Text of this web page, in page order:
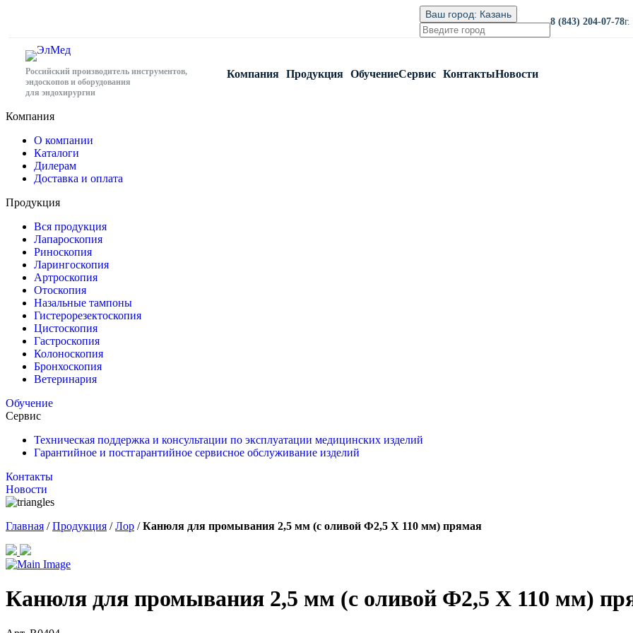
Ваш город: Казань
8 (843) 204-07-78
Российский производитель инструментов,
эндоскопов и оборудования
для эндохирургии
Компания Продукция ОбучениеСервис КонтактыНовости
Компания
О компании
Каталоги
Дилерам
Доставка и оплата
Продукция
Вся продукция
Лапароскопия
Риноскопия
Ларингоскопия
Артроскопия
Отоскопия
Назальные тампоны
Гистерорезектоскопия
Цистоскопия
Гастроскопия
Колоноскопия
Бронхоскопия
Ветеринария
Обучение
Сервис
Техническая поддержка и консультации по эксплуатации медицинских изделий
Гарантийное и постгарантийное сервисное обслуживание изделий
Контакты
Новости
Главная /Продукция /Лор /Канюля для промывания 2,5 мм (с оливой Ф2,5 X 110 мм) прямая
Канюля для промывания 2,5 мм (с оливой Ф2,5 X 110 мм)